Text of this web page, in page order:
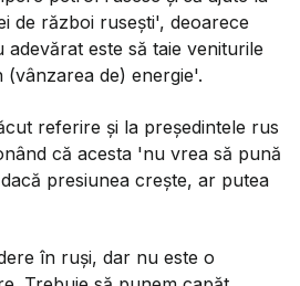
de război rusești', deoarece
este să taie veniturile
(vânzarea de) energie'.
referire și la președintele rus
că acesta 'nu vrea să pună
presiunea crește, ar putea
în ruși, dar nu este o